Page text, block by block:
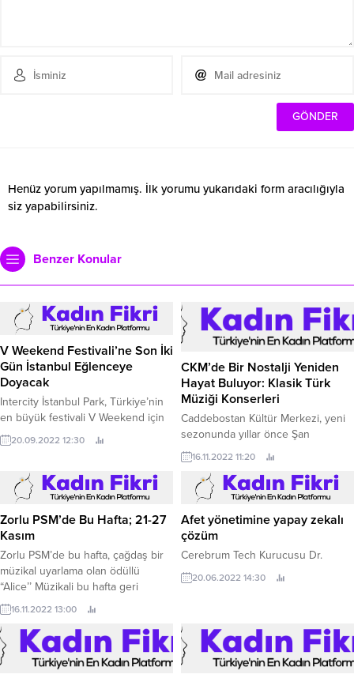
Henüz yorum yapılmamış. İlk yorumu yukarıdaki form aracılığıyla
siz yapabilirsiniz.
Benzer Konular
V Weekend Festivali’ne Son İki
Gün İstanbul Eğlenceye
Doyacak
Intercity İstanbul Park, Türkiye’nin
en büyük festivali V Weekend için
gün sayıyor.
20.09.2022 12:30
CKM’de Bir Nostalji Yeniden
Hayat Buluyor: Klasik Türk
Müziği Konserleri
Caddebostan Kültür Merkezi, yeni
sezonunda yıllar önce Şan
Sineması’nda her hafta sonu
yapılan ve büyük ilgiyle izlenen
Klasik Türk Müziği konserleri
geleneğini yeniden başlatıyor.
16.11.2022 11:20
Zorlu PSM’de Bu Hafta; 21-27
Kasım
Zorlu PSM’de bu hafta, çağdaş bir
müzikal uyarlama olan ödüllü
“Alice’’ Müzikali bu hafta geri
dönüyor.
16.11.2022 13:00
Afet yönetimine yapay zekalı
çözüm
Cerebrum Tech Kurucusu Dr.
20.06.2022 14:30